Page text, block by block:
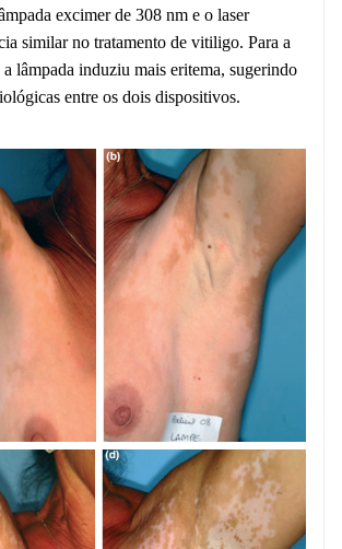
excimer de 308 nm e o laser
similar no tratamento de vitiligo. Para a
lâmpada induziu mais eritema, sugerindo
entre os dois dispositivos.